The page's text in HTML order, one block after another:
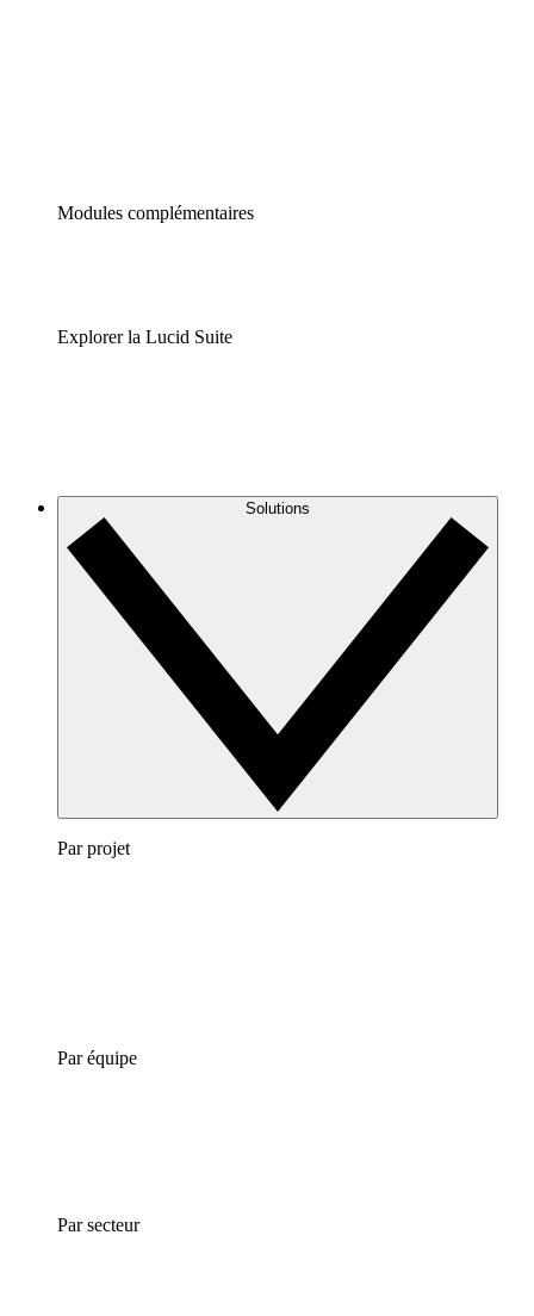
Modules complémentaires
Explorer la Lucid Suite
Solutions
Par projet
Par équipe
Par secteur